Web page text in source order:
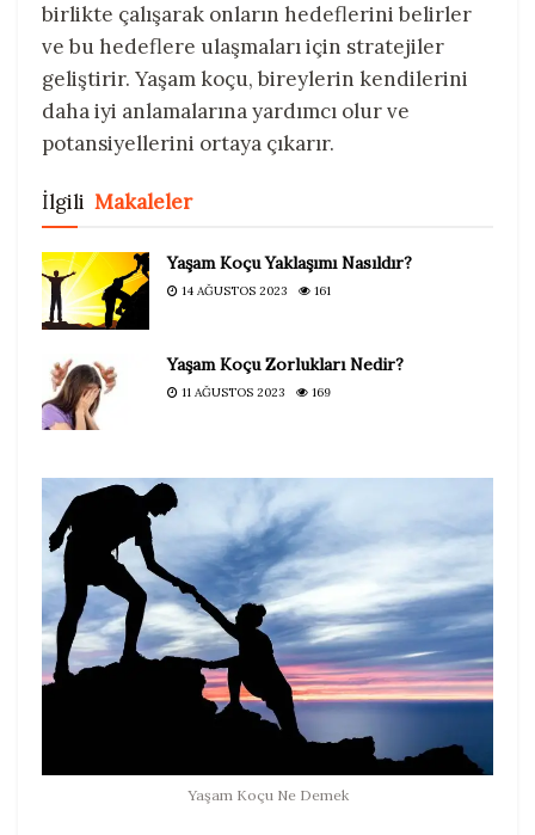
birlikte çalışarak onların hedeflerini belirler
ve bu hedeflere ulaşmaları için stratejiler
geliştirir. Yaşam koçu, bireylerin kendilerini
daha iyi anlamalarına yardımcı olur ve
potansiyellerini ortaya çıkarır.
İlgili Makaleler
Yaşam Koçu Yaklaşımı Nasıldır?
14 AĞUSTOS 2023 161
Yaşam Koçu Zorlukları Nedir?
11 AĞUSTOS 2023 169
Yaşam Koçu Ne Demek